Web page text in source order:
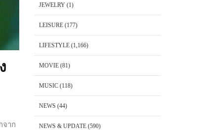
จาก
JEWELRY(1)
LEISURE(177)
LIFESTYLE(1,166)
MOVIE(81)
MUSIC(118)
NEWS (44)
NEWS & UPDATE(590)